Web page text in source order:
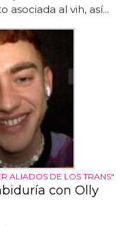
asociada al vih, así...
ALIADOS DE LOS TRANS"
con Olly